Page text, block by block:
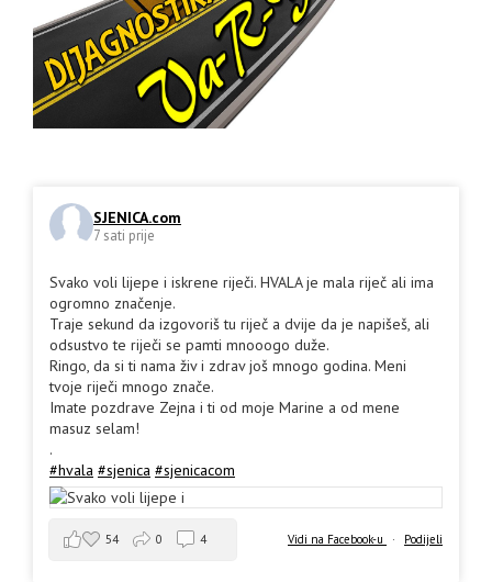
SJENICA.com
7 sati prije
Svako voli lijepe i iskrene riječi. HVALA je mala riječ ali ima
ogromno značenje.
Traje sekund da izgovoriš tu riječ a dvije da je napišeš, ali
odsustvo te riječi se pamti mnooogo duže.
Ringo, da si ti nama živ i zdrav još mnogo godina. Meni
tvoje riječi mnogo znače.
Imate pozdrave Zejna i ti od moje Marine a od mene
masuz selam!
.
#hvala #sjenica #sjenicacom
Vidi na Facebook-u · Podijeli
54 0 4